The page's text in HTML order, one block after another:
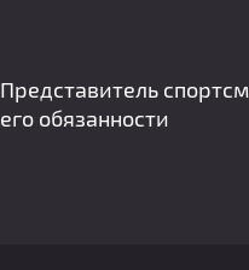
Представитель
его обязанности